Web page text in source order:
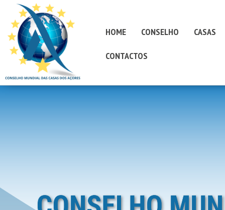
HOME CONSELHO CASAS
CONTACTOS